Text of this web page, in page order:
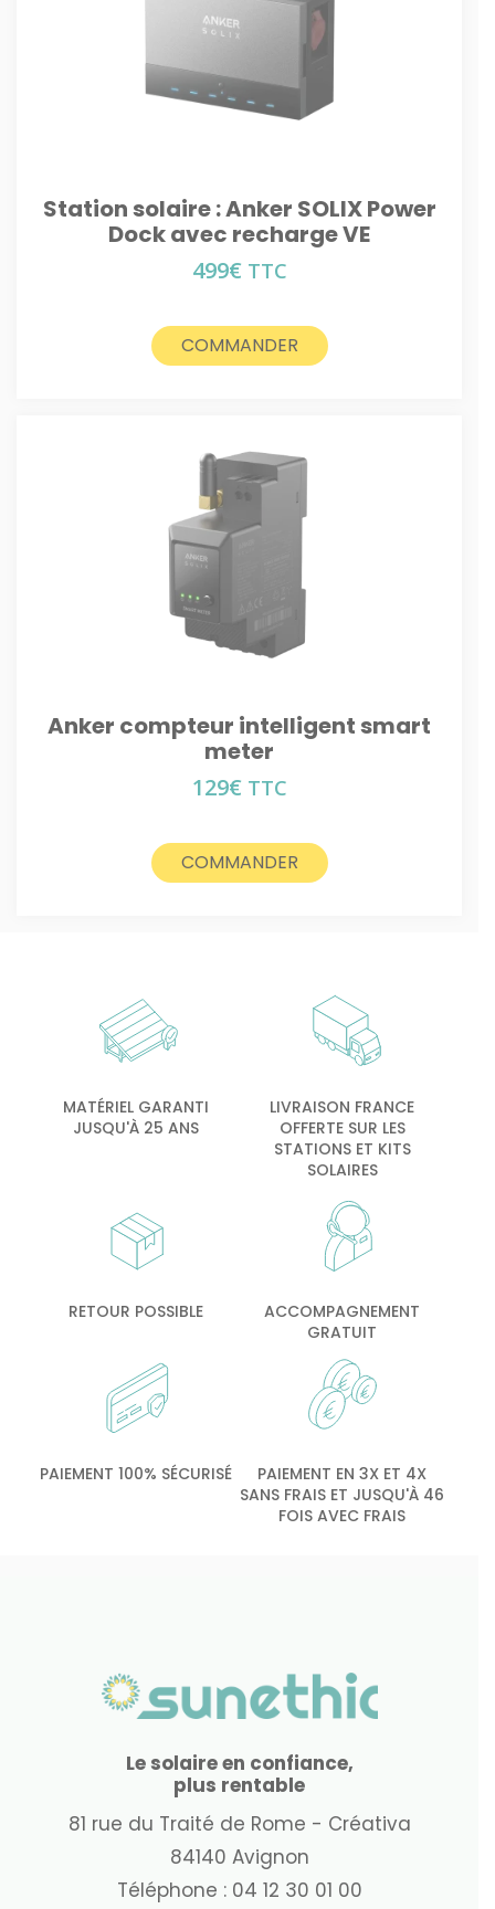
Station solaire : Anker SOLIX Power
Dock avec recharge VE
499€ TTC
COMMANDER
Anker compteur intelligent smart
meter
129€ TTC
COMMANDER
MATÉRIEL GARANTI
JUSQU'À 25 ANS
LIVRAISON FRANCE
OFFERTE SUR LES
STATIONS ET KITS
SOLAIRES
RETOUR POSSIBLE
ACCOMPAGNEMENT
GRATUIT
PAIEMENT 100% SÉCURISÉ
PAIEMENT EN 3X ET 4X
SANS FRAIS ET JUSQU'À 46
FOIS AVEC FRAIS
Le solaire en confiance,
plus rentable
81 rue du Traité de Rome - Créativa
84140 Avignon
Téléphone : 04 12 30 01 00